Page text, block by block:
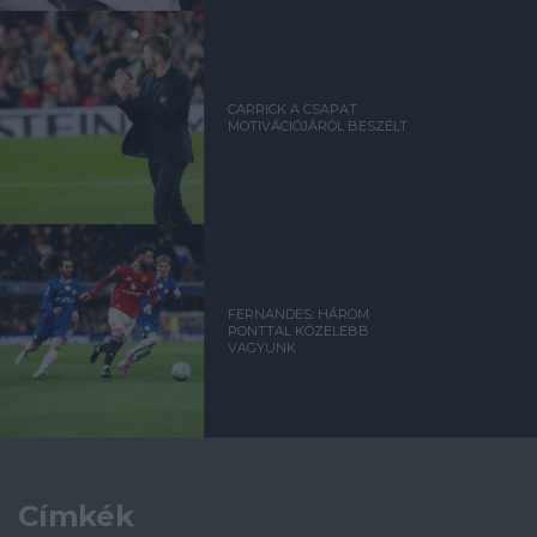
CARRICK A CSAPAT
MOTIVÁCIÓJÁRÓL BESZÉLT
FERNANDES: HÁROM
PONTTAL KÖZELEBB
VAGYUNK
Címkék